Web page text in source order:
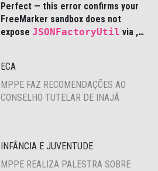
Perfect — this error confirms your
FreeMarker sandbox does not
exposeJSONFactoryUtil via ,
ECA
MPPE FAZ RECOMENDAÇÕES AO
CONSELHO TUTELAR DE INAJÁ
INFÂNCIA E JUVENTUDE
MPPE REALIZA PALESTRA SOBRE